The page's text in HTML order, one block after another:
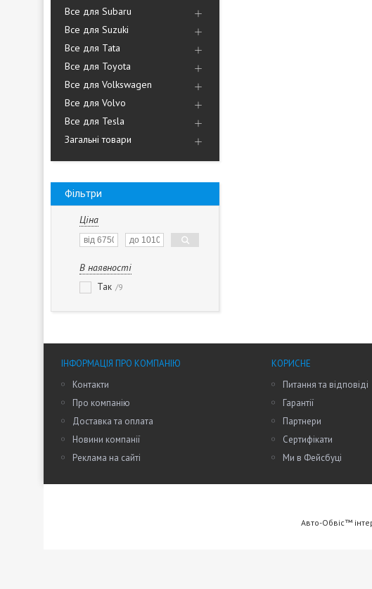
Все для Subaru
Все для Suzuki
Все для Tata
Все для Toyota
Все для Volkswagen
Все для Volvo
Все для Tesla
Загальні товари
Фільтри
Ціна
В наявності
Так 9
ІНФОРМАЦІЯ ПРО КОМПАНІЮ
Контакти
Про компанію
Доставка та оплата
Новини компанії
Реклама на сайті
КОРИСНЕ
Питання та відповіді
Гарантії
Партнери
Сертифікати
Ми в Фейсбуці